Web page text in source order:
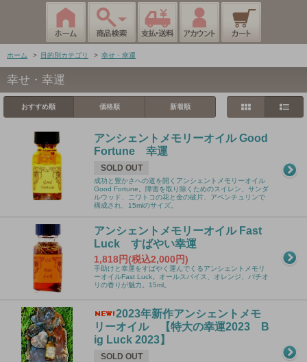
ホーム > 目的別カテゴリ > 幸せ・幸運
幸せ・幸運
おすすめ順 価格順 新着順
アンシェントメモリーオイル Good
Fortune 幸運
SOLD OUT
成功と豊かさへの道を開くアンシェントメモリーオイル
Good Fortune。障害を取り除くためのスイレン、サンダ
ルウッド、ニワトコの花と金の破片、アベンチュリンで
構成され、15mlのサイズ。
アンシェントメモリーオイル Fast
Luck すばやい幸運
1,818円(税込2,000円)
手助けと幸運をすばやく運んでくるアンシェントメモリ
ーオイルFast Luck。オールスパイス、オレンジ、パチオ
リの香りが魅力。15ml。
2023年新作アンシェントメモ
リーオイル 【特大の幸運2023 B
ig Luck 2023】
SOLD OUT